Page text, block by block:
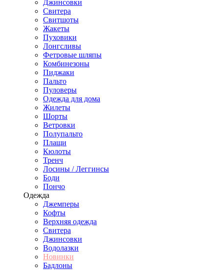
Джинсовки
Свитера
Свитшоты
Жакеты
Пуховики
Лонгсливы
Фетровые шляпы
Комбинезоны
Пиджаки
Пальто
Пуловеры
Одежда для дома
Жилеты
Шорты
Ветровки
Полупальто
Плащи
Кюлоты
Тренч
Лосины / Леггинсы
Боди
Пончо
Одежда
Джемперы
Кофты
Верхняя одежда
Свитера
Джинсовки
Водолазки
Новинки
Бадлоны